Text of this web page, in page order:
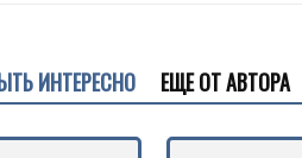
ИНТЕРЕСНО ЕЩЕ ОТ АВТОРА